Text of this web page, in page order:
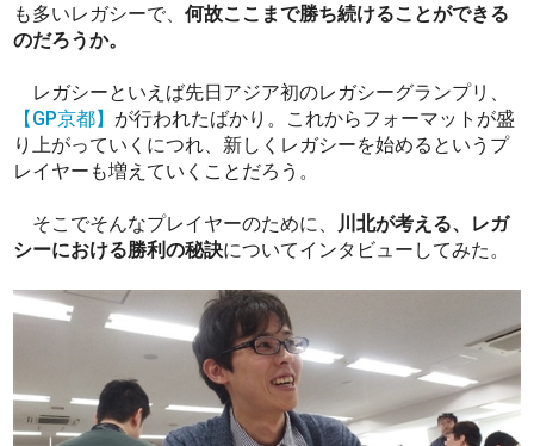
も多いレガシーで、何故ここまで勝ち続けることができる
のだろうか。
レガシーといえば先日アジア初のレガシーグランプリ、
【GP京都】 が行われたばかり。これからフォーマットが盛
り上がっていくにつれ、新しくレガシーを始めるというプ
レイヤーも増えていくことだろう。
そこでそんなプレイヤーのために、
川北が考える、レガ
シーにおける勝利の秘訣についてインタビューしてみた。